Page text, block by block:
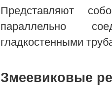
Представляют
параллельно
гладкостенными
Змеевиковые